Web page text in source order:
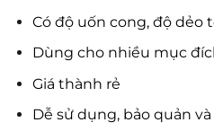
Có độ uốn cong, độ dẻo
Dùng cho nhiều mục
Giá thành rẻ
Dễ sử dụng, bảo quản